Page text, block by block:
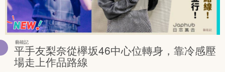
藝能記
平手友梨奈從欅坂46中心位轉身，靠冷感壓
場走上作品路線